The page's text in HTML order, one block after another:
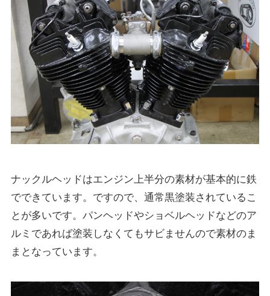
ナックルヘッドはエンジン上半分の素材が基本的に鉄
でできています。ですので、通常黒塗装されているこ
とが多いです。パンヘッドやショベルヘッドなどのア
ルミであれば塗装しなくてもサビませんので素材のま
まとなっています。